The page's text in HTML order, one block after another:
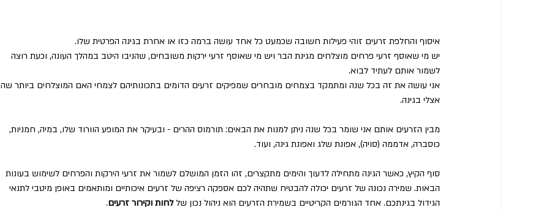
איסוף והחלפת זרעים זוהי פעילות חשובה שכמעט כל אחד עושה ברמה כזו או אחרת בגינה הפרטית שלו.
יש מי שאוסף זרעי פרחים מוצלחים מגינת הבר ויש מי שאוסף זרעי ירקות משובחים, שהניבו היטב במהלך העונה, וכעת רוצה
לשמור אותם לעתיד לבוא.
אני עושה את זה בכל שנה ומתמקד בצמחים מובחרים שמפיקים זרעים הדומים בתכונותיהם לצמחי האם המוצלחים ביותר
אצלי בגינה.
מבין הזרעים אותם אני שומר בכל שנה ניתן למנות את הבאים: תורמוס ההרים - ובעיקר את המופע הוורוד שלו, במיה, חמניות,
כוסברה, אדממה (סויה), אפונת שלג ואפונת גינה, ועוד.
סוף הקיץ, כאשר הגינה מתחילה לדעוך והימים מתקצרים, זהו הזמן המושלם לשמור את זרעי הירקות והפרחים לשימוש בעונות
הבאות. שמירה נכונה של זרעים יכולה להבטיח שתהיה לכם אספקה רציפה של זרעים איכותיים ומותאמים באופן מיטבי לתנאי
הגידול בגינתכם. אחד הגורמים הקריטיים בשמירת הזרעים הוא ניהול נכון של לחות וקירור זרעים.